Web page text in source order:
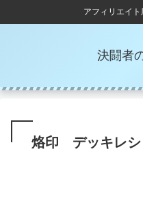
アフィリエイ
決闘者
烙印 デッキレ